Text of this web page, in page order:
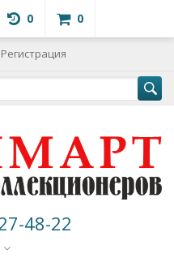
0 0
Регистрация
48-22